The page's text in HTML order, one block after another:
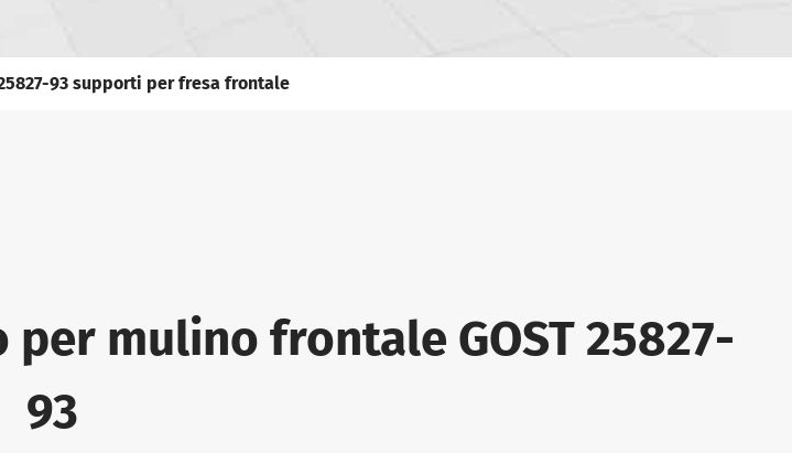
25827-93 supporti per fresa frontale
mulino frontale GOST 25827-
93